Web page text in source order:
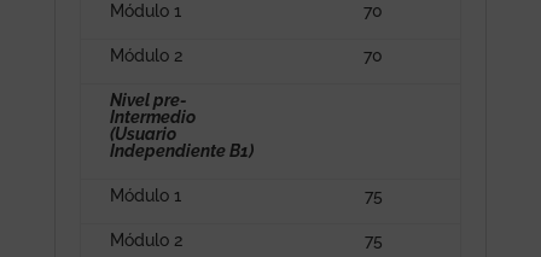
Módulo 1 70
Módulo 2 70
Nivel pre-
Intermedio
(Usuario
Independiente B1)
Módulo 1 75
Módulo 2 75